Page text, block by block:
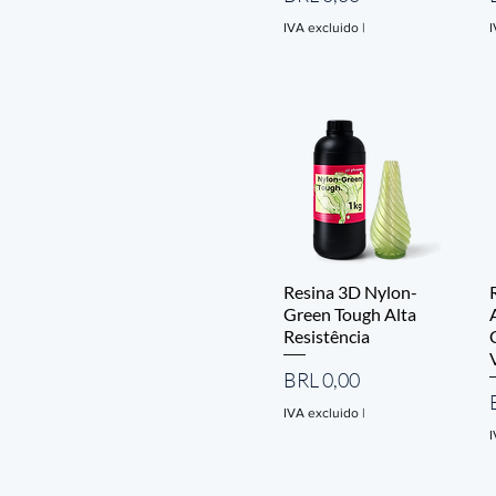
IVA excluido |
Resina 3D Nylon-
Green Tough Alta
Resistência
Precio
BRL 0,00
IVA excluido |